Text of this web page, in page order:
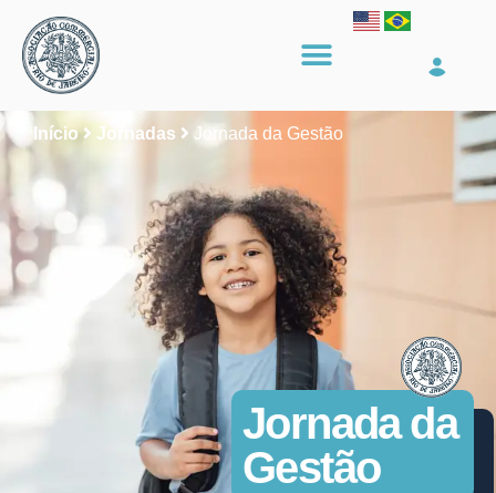
Início Jornadas Jornada da Gestão
Jornada da
Gestão